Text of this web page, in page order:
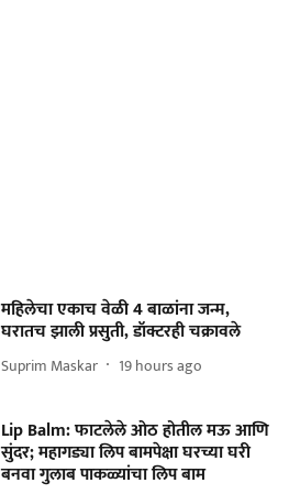
महिलेचा एकाच वेळी 4 बाळांना जन्म,
घरातच झाली प्रसुती, डॉक्टरही चक्रावले
Suprim Maskar 19 hours ago
Lip Balm: फाटलेले ओठ होतील मऊ आणि
सुंदर; महागड्या लिप बामपेक्षा घरच्या घरी
बनवा गुलाब पाकळ्यांचा लिप बाम